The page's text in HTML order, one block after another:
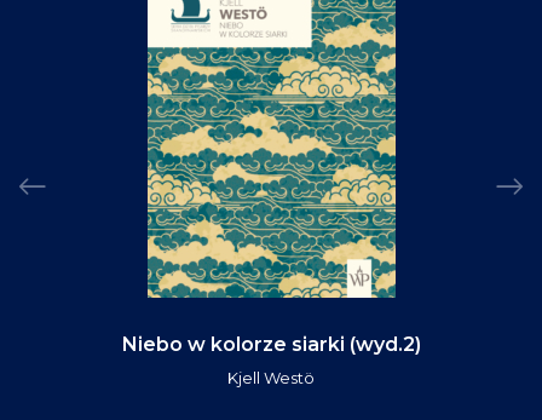
Niebo w kolorze siarki (wyd.2)
Kjell Westö